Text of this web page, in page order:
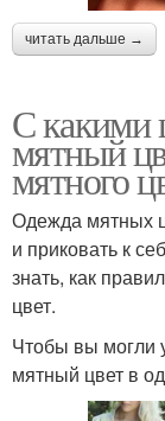
читать дальше →
С какими
мятный
мятного
Одежда мятных
и приковать к
знать, как
цвет.
Чтобы вы могли
мятный цвет в